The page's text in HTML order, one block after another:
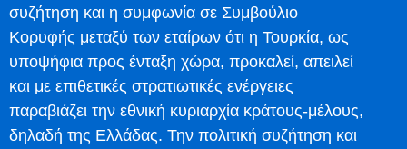
συζήτηση και η συμφωνία σε Συμβούλιο
Κορυφής μεταξύ των εταίρων ότι η Τουρκία, ως
υποψήφια προς ένταξη χώρα, προκαλεί, απειλεί
και με επιθετικές στρατιωτικές ενέργειες
παραβιάζει την εθνική κυριαρχία κράτους-μέλους,
δηλαδή της Ελλάδας. Την πολιτική συζήτηση και